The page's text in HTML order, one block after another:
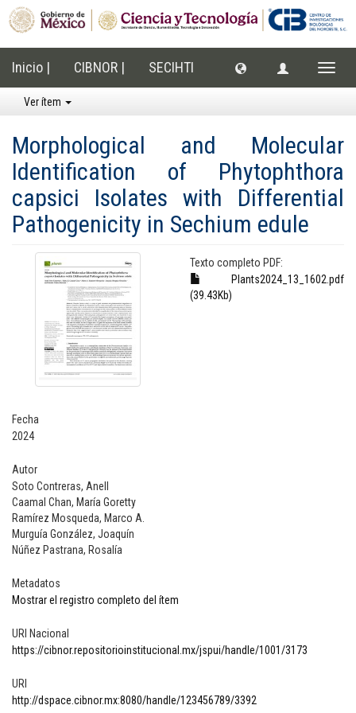
Inicio | CIBNOR | SECIHTI
Ver ítem
Morphological and Molecular
Identification of Phytophthora
capsici Isolates with Differential
Pathogenicity in Sechium edule
Texto completo PDF:
Plants2024_13_1602.pdf
(39.43Kb)
Fecha
2024
Autor
Soto Contreras, Anell
Caamal Chan, María Goretty
Ramírez Mosqueda, Marco A.
Murguía González, Joaquín
Núñez Pastrana, Rosalía
Metadatos
Mostrar el registro completo del ítem
URI Nacional
https://cibnor.repositorioinstitucional.mx/jspui/handle/1001/3173
URI
http://dspace.cibnor.mx:8080/handle/123456789/3392